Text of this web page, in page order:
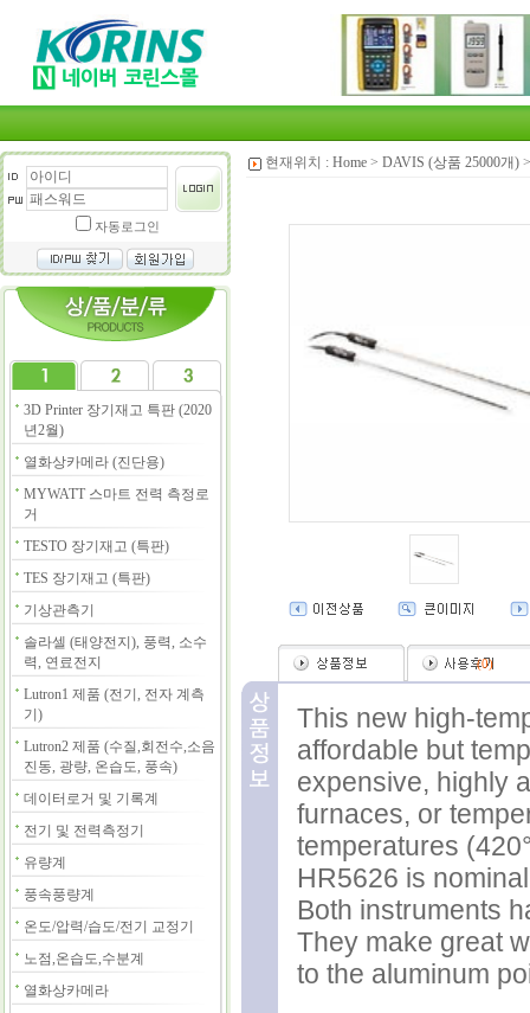
자동로그인
3D Printer 장기재고 특판 (2020
년2월)
열화상카메라 (진단용)
MYWATT 스마트 전력 측정로
거
TESTO 장기재고 (특판)
TES 장기재고 (특판)
기상관측기
솔라셀 (태양전지), 풍력, 소수
력, 연료전지
Lutron1 제품 (전기, 전자 계측
기)
Lutron2 제품 (수질,회전수,소음
진동, 광량, 온습도, 풍속)
데이터로거 및 기록계
전기 및 전력측정기
유량계
풍속풍량계
온도/압력/습도/전기 교정기
노점,온습도,수분계
열화상카메라
현재위치 : Home > DAVIS (상품 25000개)
(0)
This new high-
affordable but
expensive, highly
furnaces, or
temperatures
HR5626 is
Both instruments
They make great
to the aluminum